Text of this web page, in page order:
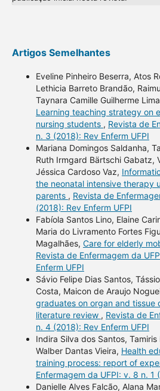
Artigos Semelhantes
Eveline Pinheiro Beserra, Atos
Lethicia Barreto Brandão,
Taynara Camille Guilherme
Learning teaching strategy on
nursing students , Revista de
n. 3 (2018): Rev Enferm UFPI
Mariana Domingos Saldanha,
Ruth Irmgard Bärtschi Gabatz,
Jéssica Cardoso Vaz,
the neonatal intensive therapy
parents , Revista de
(2018): Rev Enferm UFPI
Fabíola Santos Lino, Elaine
Maria do Livramento Fortes
Magalhães, Care for elderly
Revista de Enfermagem da
Enferm UFPI
Sávio Felipe Dias Santos,
Costa, Maicon de Araujo
graduates on organ and tissue
literature review , Revista de
n. 4 (2018): Rev Enferm UFPI
Indira Silva dos Santos,
Walber Dantas Vieira, Health
training process: report of
Enfermagem da UFPI: v. 8 n. 1
Danielle Alves Falcão, Alana